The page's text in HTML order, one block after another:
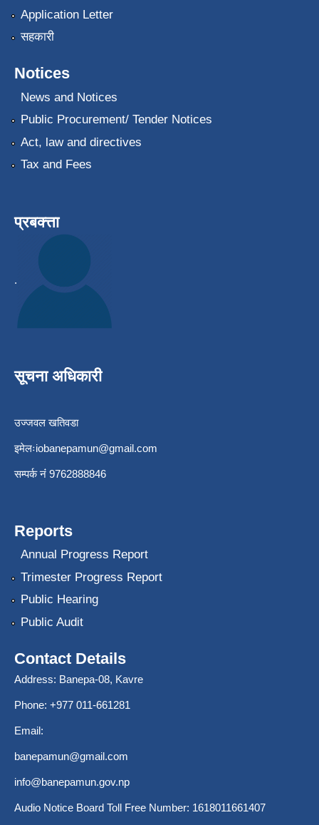
Application Letter
सहकारी
Notices
News and Notices
Public Procurement/ Tender Notices
Act, law and directives
Tax and Fees
प्रबक्त्ता
.
सूचना अधिकारी
उज्जवल खतिवडा
इमेलःiobanepamun@gmail.com
सम्पर्क नंं 9762888846
Reports
Annual Progress Report
Trimester Progress Report
Public Hearing
Public Audit
Contact Details
Address: Banepa-08, Kavre
Phone: +977 011-661281
Email:
banepamun@gmail.com
info@banepamun.gov.np
Audio Notice Board Toll Free Number: 1618011661407